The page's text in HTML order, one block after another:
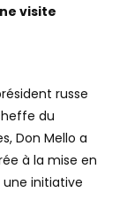
visite
russe
du
Don Mello a
à la mise en
une initiative